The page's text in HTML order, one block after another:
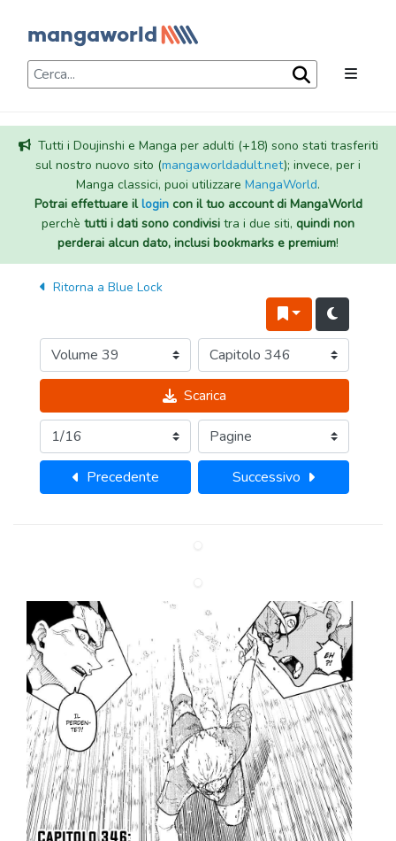
Tutti i Doujinshi e Manga per adulti (+18) sono stati trasferiti
sul nostro nuovo sito (mangaworldadult.net); invece, per i
Manga classici, puoi utilizzare MangaWorld.
Potrai effettuare illogincon il tuo account di MangaWorld
perchè tutti i dati sono condivisi tra i due siti, quindi non
perderai alcun dato, inclusi bookmarks e premium!
Ritorna a Blue Lock
Scarica
Precedente Successivo